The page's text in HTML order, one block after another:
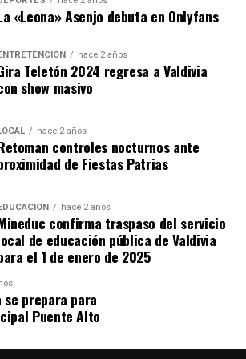
antecedentes preliminares, al
policial el imputado habría
para disparar contra los
un intercambio de disparos
herido durante el enfrentamiento
hasta el Hospital Base de
con lesiones en la zona cervical y
Fue intervenido
internado en la Unidad de
y se encuentra fuera de riesgo vital.
Schild indicó que el detenido no está
de enfrentar una audiencia de
a que continúa en recuperación
«Leona» Asenjo debuta en Onlyfans
hace 2 años
Teletón 2024 regresa a Valdivia
show masivo
hace 2 años
controles nocturnos ante
de Fiestas Patrias
hace 2 años
confirma traspaso del servicio
de educación pública de Valdivia
el 1 de enero de 2025
se prepara para
Puente Alto